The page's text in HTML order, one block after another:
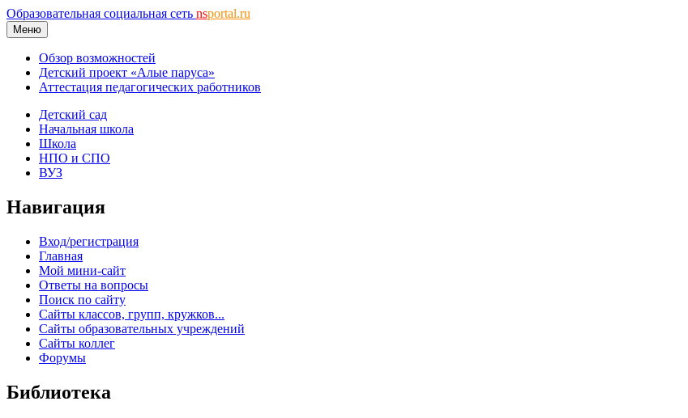
Образовательная социальная сеть nsportal.ru
Меню
Обзор возможностей
Детский проект «Алые паруса»
Аттестация педагогических работников
Детский сад
Начальная школа
Школа
НПО и СПО
ВУЗ
Навигация
Вход/регистрация
Главная
Мой мини-сайт
Ответы на вопросы
Поиск по сайту
Сайты классов, групп, кружков...
Сайты образовательных учреждений
Сайты коллег
Форумы
Библиотека